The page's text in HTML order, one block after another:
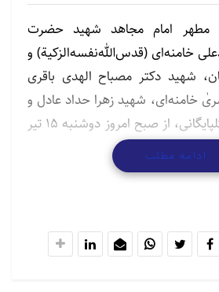
مطهر امام مجاهد شهید حضرت
خامنه‌ای (قدس‌الله‌نفسه‌الزکیة) و
شهید دکتر مصباح الهدی باقری
خامنه‌ای، شهید زهرا حداد عادل و
شهید زهرا محمدی گلپایگانی، از صبح امروز دوشنبه ۱۵ تیر
ادامه مطلب